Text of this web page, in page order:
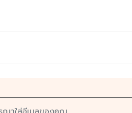
านพิมพ์คุณภาพดีให้คุณ ภายในระยะเวลาที่